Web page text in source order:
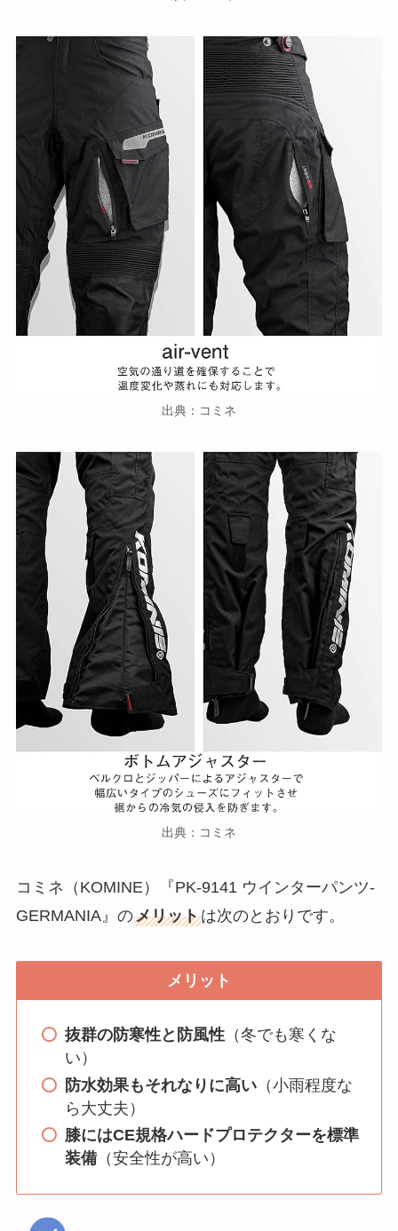
出典：コミネ
出典：コミネ
コミネ（KOMINE）『PK-9141 ウインターパンツ-
GERMANIA』のメリットは次のとおりです。
メリット
抜群の防寒性と防風性（冬でも寒くな
い）
防水効果もそれなりに高い（小雨程度な
ら大丈夫）
膝にはCE規格ハードプロテクターを標準
装備（安全性が高い）